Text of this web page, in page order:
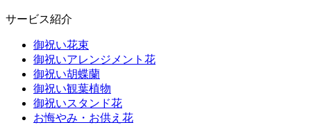
サービス紹介
御祝い花束
御祝いアレンジメント花
御祝い胡蝶蘭
御祝い観葉植物
御祝いスタンド花
お悔やみ・お供え花